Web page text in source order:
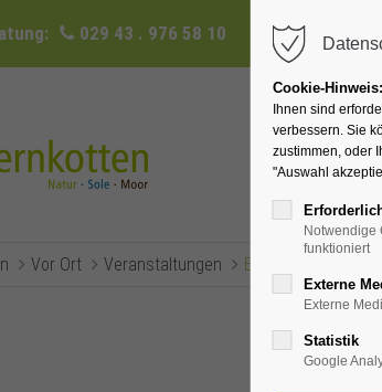
029 43 . 976 58 10
Ihr
Vor Ort Veranstaltungen Eventsreader
Cookie-Hinweis:
Ihnen sind
verbessern. Sie
zustimmen, oder
"Auswahl
Notwendige
funktioniert
Externe
Externe
Statistik
Google